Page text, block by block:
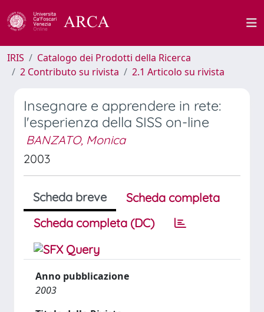
IRIS
Catalogo dei Prodotti della Ricerca
2 Contributo su rivista
2.1 Articolo su rivista
Insegnare e apprendere in rete:
l'esperienza della SISS on-line
BANZATO, Monica
2003
Scheda breve
Scheda completa
Scheda completa (DC)
Anno pubblicazione
2003